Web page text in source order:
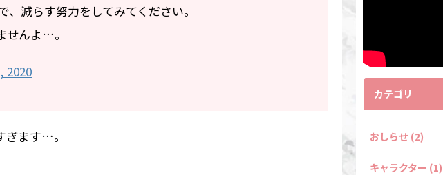
減らす努力をしてみてください。
せんよ…。
2020
ぎます…。
カテゴリ
おしらせ (2)
キャラクター (1)